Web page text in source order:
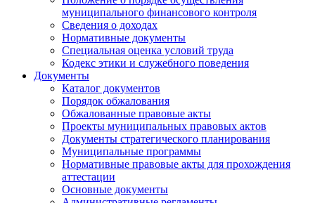
муниципального финансового контроля
Сведения о доходах
Нормативные документы
Специальная оценка условий труда
Кодекс этики и служебного поведения
Документы
Каталог документов
Порядок обжалования
Обжалованные правовые акты
Проекты муниципальных правовых актов
Документы стратегического планирования
Муниципальные программы
Нормативные правовые акты для прохождения
аттестации
Основные документы